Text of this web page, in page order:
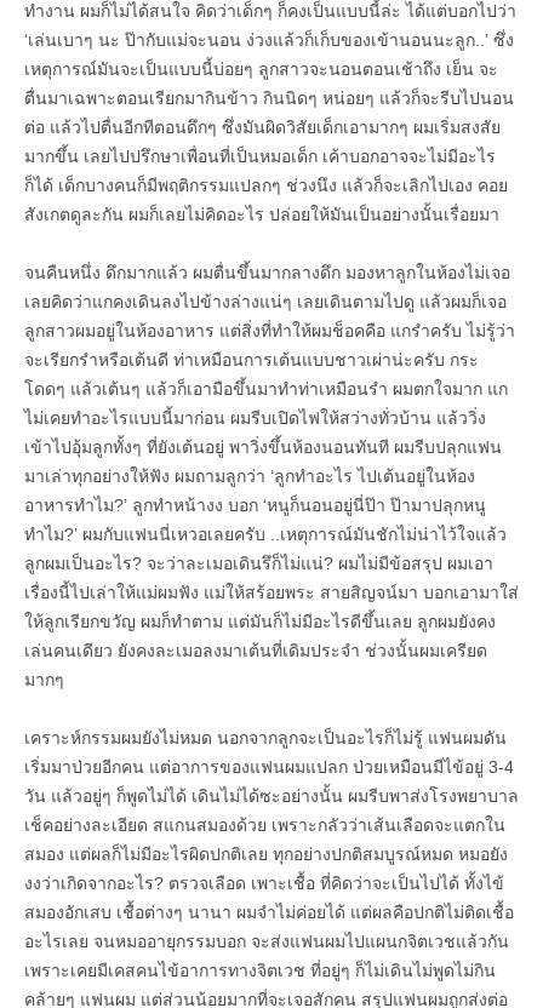
ทำงาน ผมก็ไม่ได้สนใจ คิดว่าเด็กๆ ก็คงเป็นแบบนี้ล่ะ ได้แต่บอกไปว่า
‘เล่นเบาๆ นะ ป๊ากับแม่จะนอน ง่วงแล้วก็เก็บของเข้านอนนะลูก..’ ซึ่ง
เหตุการณ์มันจะเป็นแบบนี้บ่อยๆ ลูกสาวจะนอนตอนเช้าถึง เย็น จะ
ตื่นมาเฉพาะตอนเรียกมากินข้าว กินนิดๆ หน่อยๆ แล้วก็จะรีบไปนอน
ต่อ แล้วไปตื่นอีกทีตอนดึกๆ ซึ่งมันผิดวิสัยเด็กเอามากๆ ผมเริ่มสงสัย
มากขึ้น เลยไปปรึกษาเพื่อนที่เป็นหมอเด็ก เค้าบอกอาจจะไม่มีอะไร
ก็ได้ เด็กบางคนก็มีพฤติกรรมแปลกๆ ช่วงนึง แล้วก็จะเลิกไปเอง คอย
สังเกตดูละกัน ผมก็เลยไม่คิดอะไร ปล่อยให้มันเป็นอย่างนั้นเรื่อยมา
จนคืนหนึ่ง ดึกมากแล้ว ผมตื่นขึ้นมากลางดึก มองหาลูกในห้องไม่เจอ
เลยคิดว่าแกคงเดินลงไปข้างล่างแน่ๆ เลยเดินตามไปดู แล้วผมก็เจอ
ลูกสาวผมอยู่ในห้องอาหาร แต่สิ่งที่ทำให้ผมช็อคคือ แกรำครับ ไม่รู้ว่า
จะเรียกรำหรือเต้นดี ท่าเหมือนการเต้นแบบชาวเผ่าน่ะครับ กระ
โดดๆ แล้วเต้นๆ แล้วก็เอามือขึ้นมาทำท่าเหมือนรำ ผมตกใจมาก แก
ไม่เคยทำอะไรแบบนี้มาก่อน ผมรีบเปิดไฟให้สว่างทั่วบ้าน แล้ววิ่ง
เข้าไปอุ้มลูกทั้งๆ ที่ยังเต้นอยู่ พาวิ่งขึ้นห้องนอนทันที ผมรีบปลุกแฟน
มาเล่าทุกอย่างให้ฟัง ผมถามลูกว่า ‘ลูกทำอะไร ไปเต้นอยู่ในห้อง
อาหารทำไม?’ ลูกทำหน้างง บอก ‘หนูก็นอนอยู่นี่ป๊า ป๊ามาปลุกหนู
ทำไม?’ ผมกับแฟนนี่เหวอเลยครับ ..เหตุการณ์มันชักไม่น่าไว้ใจแล้ว
ลูกผมเป็นอะไร? จะว่าละเมอเดินรึก็ไม่แน่? ผมไม่มีข้อสรุป ผมเอา
เรื่องนี้ไปเล่าให้แม่ผมฟัง แม่ให้สร้อยพระ สายสิญจน์มา บอกเอามาใส่
ให้ลูกเรียกขวัญ ผมก็ทำตาม แต่มันก็ไม่มีอะไรดีขึ้นเลย ลูกผมยังคง
เล่นคนเดียว ยังคงละเมอลงมาเต้นที่เดิมประจำ ช่วงนั้นผมเครียด
มากๆ
เคราะห์กรรมผมยังไม่หมด นอกจากลูกจะเป็นอะไรก็ไม่รู้ แฟนผมดัน
เริ่มมาป่วยอีกคน แต่อาการของแฟนผมแปลก ป่วยเหมือนมีไข้อยู่ 3-4
วัน แล้วอยู่ๆ ก็พูดไม่ได้ เดินไม่ได้ซะอย่างนั้น ผมรีบพาส่งโรงพยาบาล
เช็คอย่างละเอียด สแกนสมองด้วย เพราะกลัวว่าเส้นเลือดจะแตกใน
สมอง แต่ผลก็ไม่มีอะไรผิดปกติเลย ทุกอย่างปกติสมบูรณ์หมด หมอยัง
งงว่าเกิดจากอะไร? ตรวจเลือด เพาะเชื้อ ที่คิดว่าจะเป็นไปได้ ทั้งไข้
สมองอักเสบ เชื้อต่างๆ นานา ผมจำไม่ค่อยได้ แต่ผลคือปกติไม่ติดเชื้อ
อะไรเลย จนหมออายุกรรมบอก จะส่งแฟนผมไปแผนกจิตเวชแล้วกัน
เพราะเคยมีเคสคนไข้อาการทางจิตเวช ที่อยู่ๆ ก็ไม่เดินไม่พูดไม่กิน
คล้ายๆ แฟนผม แต่ส่วนน้อยมากที่จะเจอสักคน สรุปแฟนผมถูกส่งต่อ